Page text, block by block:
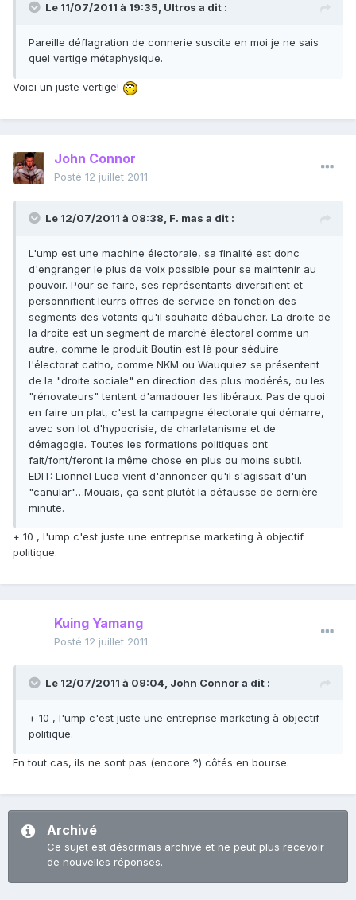
Le 11/07/2011 à 19:35, Ultros a dit :
Pareille déflagration de connerie suscite en moi je ne sais
quel vertige métaphysique.
Voici un juste vertige!
John Connor
Posté 12 juillet 2011
Le 12/07/2011 à 08:38, F. mas a dit :
L'ump est une machine électorale, sa finalité est donc
d'engranger le plus de voix possible pour se maintenir au
pouvoir. Pour se faire, ses représentants diversifient et
personnifient leurrs offres de service en fonction des
segments des votants qu'il souhaite débaucher. La droite de
la droite est un segment de marché électoral comme un
autre, comme le produit Boutin est là pour séduire
l'électorat catho, comme NKM ou Wauquiez se présentent
de la "droite sociale" en direction des plus modérés, ou les
"rénovateurs" tentent d'amadouer les libéraux. Pas de quoi
en faire un plat, c'est la campagne électorale qui démarre,
avec son lot d'hypocrisie, de charlatanisme et de
démagogie. Toutes les formations politiques ont
fait/font/feront la même chose en plus ou moins subtil.
EDIT: Lionnel Luca vient d'annoncer qu'il s'agissait d'un
"canular"…Mouais, ça sent plutôt la défausse de dernière
minute.
+ 10 , l'ump c'est juste une entreprise marketing à objectif
politique.
Kuing Yamang
Posté 12 juillet 2011
Le 12/07/2011 à 09:04, John Connor a dit :
+ 10 , l'ump c'est juste une entreprise marketing à objectif
politique.
En tout cas, ils ne sont pas (encore ?) côtés en bourse.
Archivé
Ce sujet est désormais archivé et ne peut plus recevoir
de nouvelles réponses.